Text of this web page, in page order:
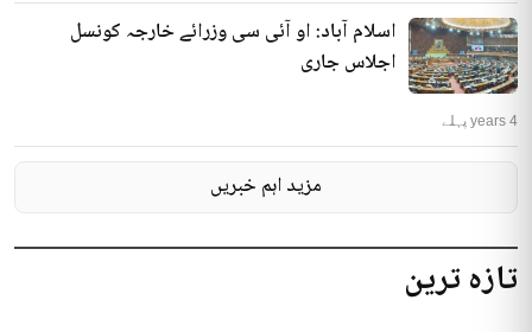
تازہ ترین
اسلام آباد: او آئی سی وزرائے خارجہ کونسل
اجلاس جاری
4 years پہلے
مزید اہم خبریں